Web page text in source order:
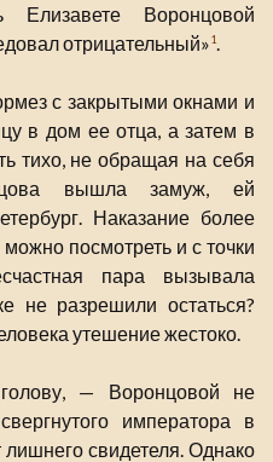
Воронцовой
отрицательный»1.
с закрытыми окнами и
в дом ее отца, а затем в
тихо, не обращая на себя
вышла замуж, ей
Наказание более
посмотреть и с точки
пара вызывала
не разрешили остаться?
утешение жестоко.
— Воронцовой не
императора в
свидетеля. Однако